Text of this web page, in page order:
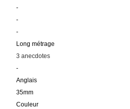
-
-
-
Long métrage
3 anecdotes
-
Anglais
35mm
Couleur